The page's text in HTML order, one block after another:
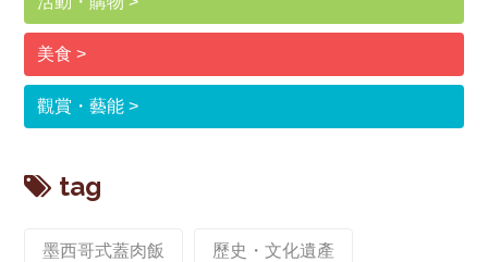
美食
觀賞・藝能
tag
墨西哥式蓋肉飯 歷史・文化遺產